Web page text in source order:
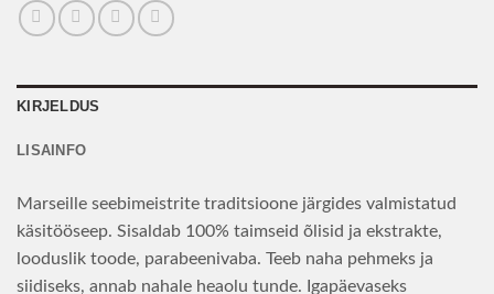
KIRJELDUS
LISAINFO
Marseille seebimeistrite traditsioone järgides valmistatud
käsitööseep. Sisaldab 100% taimseid õlisid ja ekstrakte,
looduslik toode, parabeenivaba. Teeb naha pehmeks ja
siidiseks, annab nahale heaolu tunde. Igapäevaseks